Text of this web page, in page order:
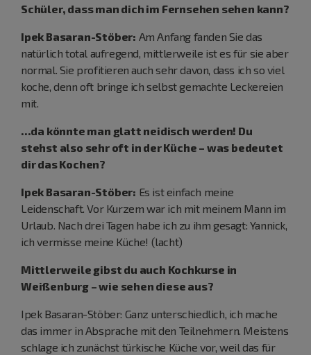
Schüler, dass man dich im Fernsehen sehen kann?
Ipek Basaran-Stöber: Am Anfang fanden Sie das
natürlich total aufregend, mittlerweile ist es für sie aber
normal. Sie profitieren auch sehr davon, dass ich so viel
koche, denn oft bringe ich selbst gemachte Leckereien
mit.
...da könnte man glatt neidisch werden! Du
stehst also sehr oft in der Küche – was bedeutet
dir das Kochen?
Ipek Basaran-Stöber: Es ist einfach meine
Leidenschaft. Vor Kurzem war ich mit meinem Mann im
Urlaub. Nach drei Tagen habe ich zu ihm gesagt: Yannick,
ich vermisse meine Küche! (lacht)
Mittlerweile gibst du auch Kochkurse in
Weißenburg – wie sehen diese aus?
Ipek Basaran-Stöber: Ganz unterschiedlich, ich mache
das immer in Absprache mit den Teilnehmern. Meistens
schlage ich zunächst türkische Küche vor, weil das für